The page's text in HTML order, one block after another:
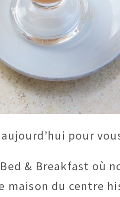
pour
& Breakfast où
maison du centre